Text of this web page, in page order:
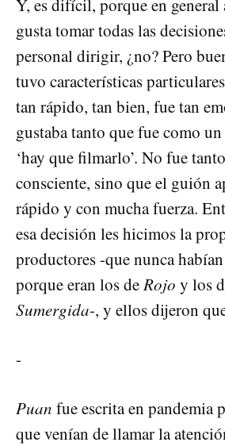
Y, es difícil, porque en
gusta tomar todas las
personal dirigir, ¿no? Pero
tuvo características
tan rápido, tan bien, fue tan
gustaba tanto que fue como
‘hay que filmarlo’. No fue
consciente, sino que el guión
rápido y con mucha fuerza.
esa decisión les hicimos la
productores -que nunca
porque eran los deRojo y los
Sumergida-, y ellos dijeron
-
Puan fue escrita en pandemia
que venían de llamar la